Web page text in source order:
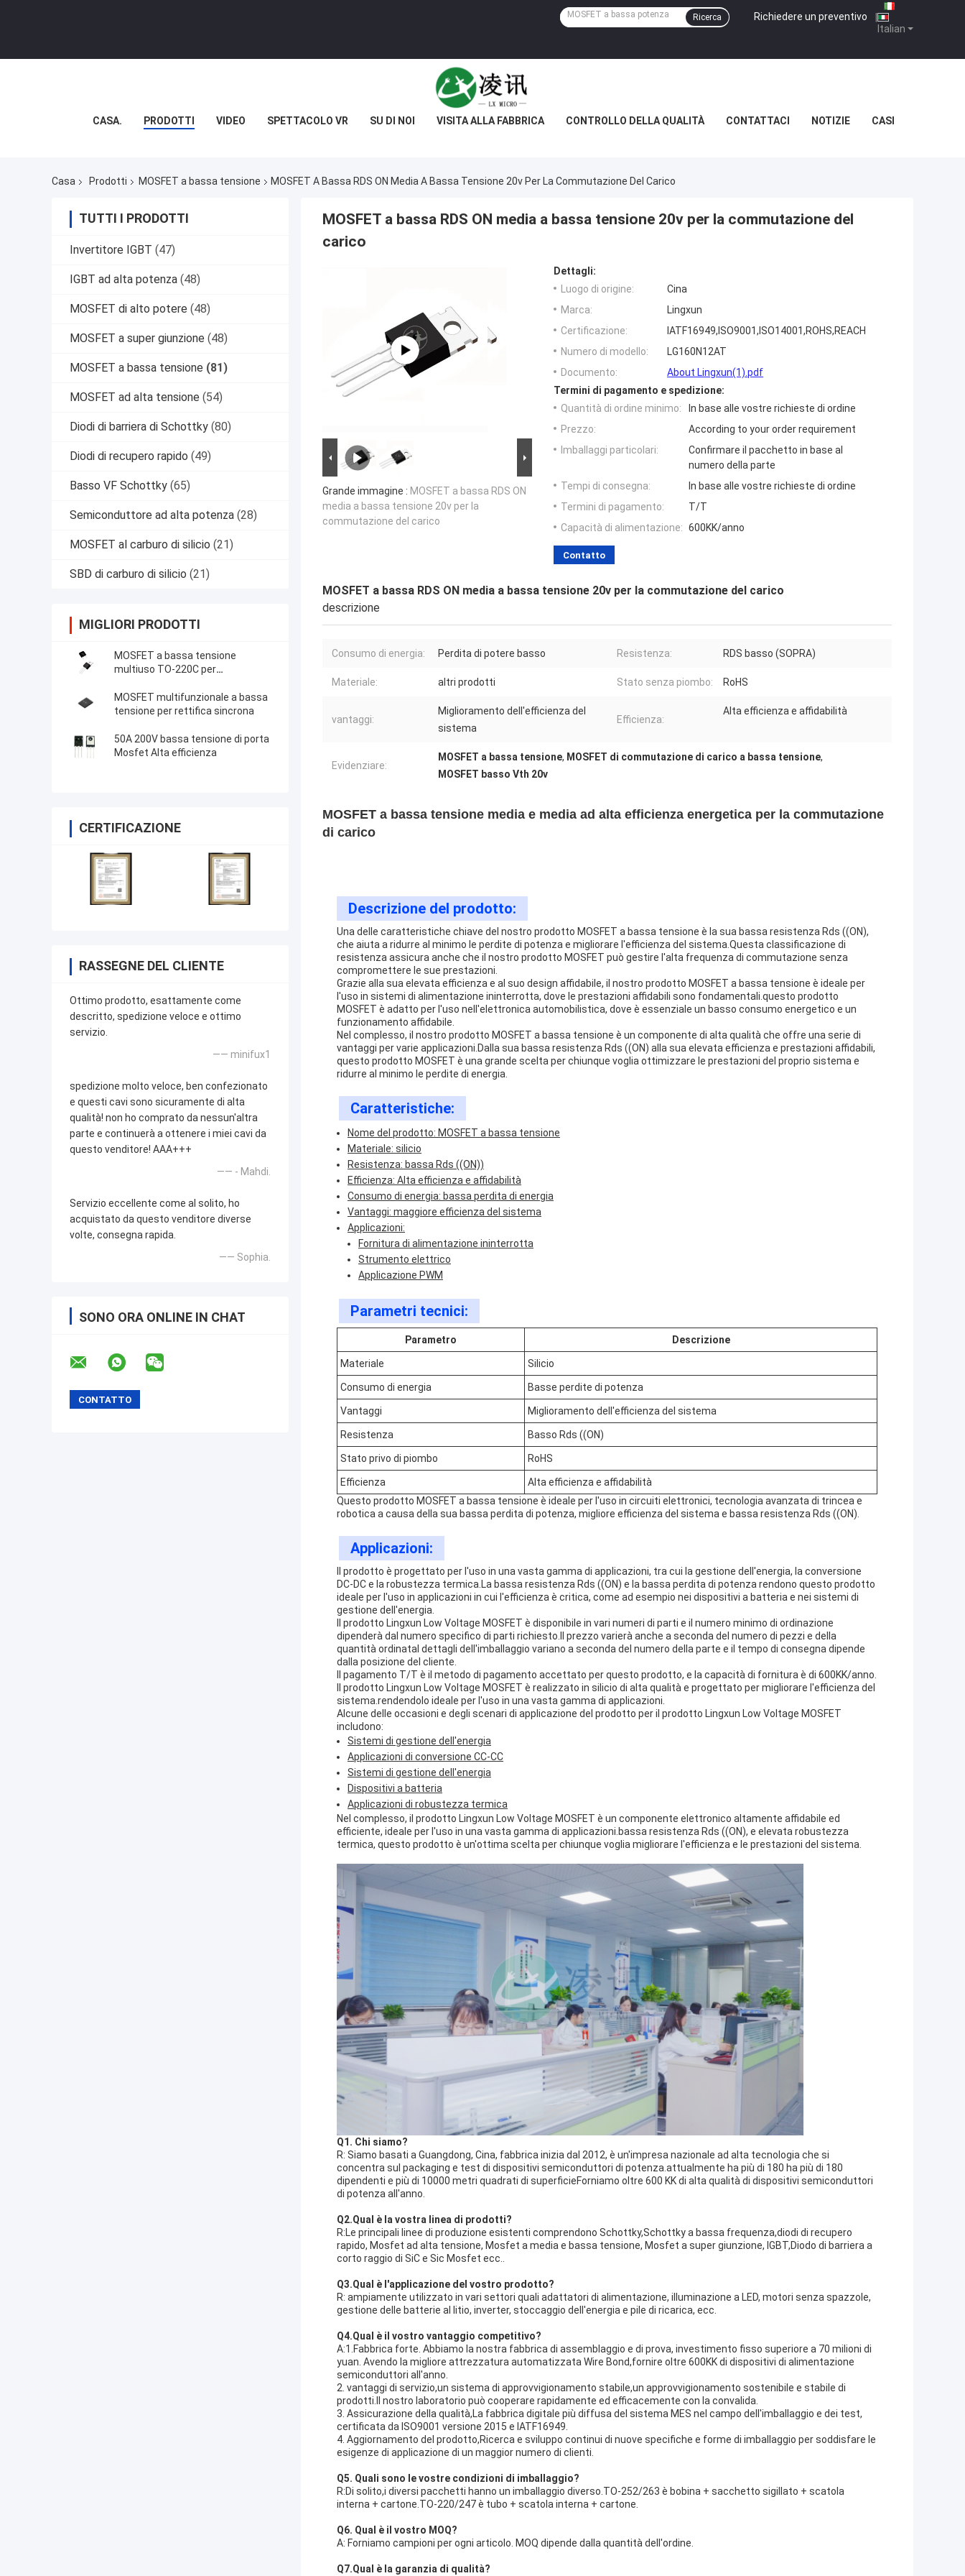
Italian
Richiedere un preventivo |
Ricerca
CASA. PRODOTTI VIDEO SPETTACOLO VR SU DI NOI VISITA ALLA FABBRICA CONTROLLO DELLA QUALITÀ CONTATTACI NOTIZIE CASI
Casa Prodotti MOSFET a bassa tensione MOSFET A Bassa RDS ON Media A Bassa Tensione 20v Per La Commutazione Del Carico
TUTTI I PRODOTTI
Invertitore IGBT (47)
IGBT ad alta potenza (48)
MOSFET di alto potere (48)
MOSFET a super giunzione (48)
MOSFET a bassa tensione (81)
MOSFET ad alta tensione (54)
Diodi di barriera di Schottky (80)
Diodi di recupero rapido (49)
Basso VF Schottky (65)
Semiconduttore ad alta potenza (28)
MOSFET al carburo di silicio (21)
SBD di carburo di silicio (21)
MIGLIORI PRODOTTI
MOSFET a bassa tensione
multiuso TO-220C per
MOSFET multifunzionale a bassa
tensione per rettifica sincrona
50A 200V bassa tensione di porta
Mosfet Alta efficienza
CERTIFICAZIONE
RASSEGNE DEL CLIENTE
Ottimo prodotto, esattamente come
descritto, spedizione veloce e ottimo
servizio.
—— minifux1
spedizione molto veloce, ben confezionato
e questi cavi sono sicuramente di alta
qualità! non ho comprato da nessun'altra
parte e continuerà a ottenere i miei cavi da
questo venditore! AAA+++
—— - Mahdi.
Servizio eccellente come al solito, ho
acquistato da questo venditore diverse
volte, consegna rapida.
—— Sophia.
SONO ORA ONLINE IN CHAT
MOSFET a bassa RDS ON media a bassa tensione 20v per la commutazione del
carico
Grande immagine : MOSFET a bassa RDS ON
media a bassa tensione 20v per la
commutazione del carico
Dettagli:
Luogo di origine:
Cina
Marca:
Lingxun
Certificazione:
IATF16949,ISO9001,ISO14001,ROHS,REACH
Numero di modello:
LG160N12AT
Documento:
About Lingxun(1).pdf
Termini di pagamento e spedizione:
Quantità di ordine minimo:
In base alle vostre richieste di ordine
Prezzo:
According to your order requirement
Imballaggi particolari:
Confirmare il pacchetto in base al
numero della parte
Tempi di consegna:
In base alle vostre richieste di ordine
Termini di pagamento:
T/T
Capacità di alimentazione: 600KK/anno
Contatto
MOSFET a bassa RDS ON media a bassa tensione 20v per la commutazione del carico
descrizione
Consumo di energia: Perdita di potere basso Resistenza: RDS basso (SOPRA)
Materiale: altri prodotti Stato senza piombo: RoHS
vantaggi:
Miglioramento dell'efficienza del
sistema
Efficienza:
Alta efficienza e affidabilità
Evidenziare:
MOSFET a bassa tensione, MOSFET di commutazione di carico a bassa tensione,
MOSFET basso Vth 20v
MOSFET a bassa tensione media e media ad alta efficienza energetica per la commutazione
di carico
Descrizione del prodotto:
Una delle caratteristiche chiave del nostro prodotto MOSFET a bassa tensione è la sua bassa resistenza Rds ((ON),
che aiuta a ridurre al minimo le perdite di potenza e migliorare l'efficienza del sistema.Questa classificazione di
resistenza assicura anche che il nostro prodotto MOSFET può gestire l'alta frequenza di commutazione senza
compromettere le sue prestazioni.
Grazie alla sua elevata efficienza e al suo design affidabile, il nostro prodotto MOSFET a bassa tensione è ideale per
l'uso in sistemi di alimentazione ininterrotta, dove le prestazioni affidabili sono fondamentali.questo prodotto
MOSFET è adatto per l'uso nell'elettronica automobilistica, dove è essenziale un basso consumo energetico e un
funzionamento affidabile.
Nel complesso, il nostro prodotto MOSFET a bassa tensione è un componente di alta qualità che offre una serie di
vantaggi per varie applicazioni.Dalla sua bassa resistenza Rds ((ON) alla sua elevata efficienza e prestazioni affidabili,
questo prodotto MOSFET è una grande scelta per chiunque voglia ottimizzare le prestazioni del proprio sistema e
ridurre al minimo le perdite di energia.
Caratteristiche:
Nome del prodotto: MOSFET a bassa tensione
Materiale: silicio
Resistenza: bassa Rds ((ON))
Efficienza: Alta efficienza e affidabilità
Consumo di energia: bassa perdita di energia
Vantaggi: maggiore efficienza del sistema
Applicazioni:
Fornitura di alimentazione ininterrotta
Strumento elettrico
Applicazione PWM
Parametri tecnici:
Parametro Descrizione
Materiale Silicio
Consumo di energia Basse perdite di potenza
Vantaggi Miglioramento dell'efficienza del sistema
Resistenza Basso Rds ((ON)
Stato privo di piombo RoHS
Efficienza
Alta efficienza e affidabilità
Questo prodotto MOSFET a bassa tensione è ideale per l'uso in circuiti elettronici, tecnologia avanzata di trincea e
robotica a causa della sua bassa perdita di potenza, migliore efficienza del sistema e bassa resistenza Rds ((ON).
Applicazioni:
Il prodotto è progettato per l'uso in una vasta gamma di applicazioni, tra cui la gestione dell'energia, la conversione
DC-DC e la robustezza termica.La bassa resistenza Rds ((ON) e la bassa perdita di potenza rendono questo prodotto
ideale per l'uso in applicazioni in cui l'efficienza è critica, come ad esempio nei dispositivi a batteria e nei sistemi di
gestione dell'energia.
Il prodotto Lingxun Low Voltage MOSFET è disponibile in vari numeri di parti e il numero minimo di ordinazione
dipenderà dal numero specifico di parti richiesto.Il prezzo varierà anche a seconda del numero di pezzi e della
quantità ordinataI dettagli dell'imballaggio variano a seconda del numero della parte e il tempo di consegna dipende
dalla posizione del cliente.
Il pagamento T/T è il metodo di pagamento accettato per questo prodotto, e la capacità di fornitura è di 600KK/anno.
Il prodotto Lingxun Low Voltage MOSFET è realizzato in silicio di alta qualità e progettato per migliorare l'efficienza del
sistema.rendendolo ideale per l'uso in una vasta gamma di applicazioni.
Alcune delle occasioni e degli scenari di applicazione del prodotto per il prodotto Lingxun Low Voltage MOSFET
includono:
Sistemi di gestione dell'energia
Applicazioni di conversione CC-CC
Sistemi di gestione dell'energia
Dispositivi a batteria
Applicazioni di robustezza termica
Nel complesso, il prodotto Lingxun Low Voltage MOSFET è un componente elettronico altamente affidabile ed
efficiente, ideale per l'uso in una vasta gamma di applicazioni.bassa resistenza Rds ((ON), e elevata robustezza
termica, questo prodotto è un'ottima scelta per chiunque voglia migliorare l'efficienza e le prestazioni del sistema.
Q1. Chi siamo?
R: Siamo basati a Guangdong, Cina, fabbrica inizia dal 2012, è un'impresa nazionale ad alta tecnologia che si
concentra sul packaging e test di dispositivi semiconduttori di potenza.attualmente ha più di 180 ha più di 180
dipendenti e più di 10000 metri quadrati di superficieForniamo oltre 600 KK di alta qualità di dispositivi semiconduttori
di potenza all'anno.
Q2.Qual è la vostra linea di prodotti?
R:Le principali linee di produzione esistenti comprendono Schottky,Schottky a bassa frequenza,diodi di recupero
rapido, Mosfet ad alta tensione, Mosfet a media e bassa tensione, Mosfet a super giunzione, IGBT,Diodo di barriera a
corto raggio di SiC e Sic Mosfet ecc..
Q3.Qual è l'applicazione del vostro prodotto?
R: ampiamente utilizzato in vari settori quali adattatori di alimentazione, illuminazione a LED, motori senza spazzole,
gestione delle batterie al litio, inverter, stoccaggio dell'energia e pile di ricarica, ecc.
Q4.Qual è il vostro vantaggio competitivo?
A:1.Fabbrica forte. Abbiamo la nostra fabbrica di assemblaggio e di prova, investimento fisso superiore a 70 milioni di
yuan. Avendo la migliore attrezzatura automatizzata Wire Bond,fornire oltre 600KK di dispositivi di alimentazione
semiconduttori all'anno.
2. vantaggi di servizio,un sistema di approvvigionamento stabile,un approvvigionamento sostenibile e stabile di
prodotti.Il nostro laboratorio può cooperare rapidamente ed efficacemente con la convalida.
3. Assicurazione della qualità,La fabbrica digitale più diffusa del sistema MES nel campo dell'imballaggio e dei test,
certificata da ISO9001 versione 2015 e IATF16949.
4. Aggiornamento del prodotto,Ricerca e sviluppo continui di nuove specifiche e forme di imballaggio per soddisfare le
esigenze di applicazione di un maggior numero di clienti.
Q5. Quali sono le vostre condizioni di imballaggio?
R:Di solito,i diversi pacchetti hanno un imballaggio diverso.TO-252/263 è bobina + sacchetto sigillato + scatola
interna + cartone.TO-220/247 è tubo + scatola interna + cartone.
Q6. Qual è il vostro MOQ?
A: Forniamo campioni per ogni articolo. MOQ dipende dalla quantità dell'ordine.
Q7.Qual è la garanzia di qualità?